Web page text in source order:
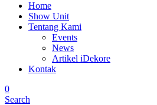
Home
Show Unit
Tentang Kami
Events
News
Artikel iDekore
Kontak
0
Search